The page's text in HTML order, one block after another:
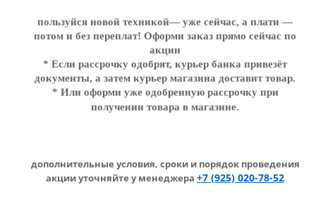
пользуйся новой техникой— уже сейчас, а плати —
потом и без переплат! Оформи заказ прямо сейчас по
акции
* Если рассрочку одобрят, курьер банка привезёт
документы, а затем курьер магазина доставит товар.
* Или оформи уже одобренную рассрочку при
получении товара в магазине.
дополнительные условия, сроки и порядок проведения
акции уточняйте у менеджера +7 (925) 020-78-52